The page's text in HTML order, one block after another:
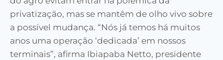
privatização, mas se mantêm de olho vivo sobre
a possível mudança. “Nós já temos há muitos
anos uma operação ‘dedicada’ em nossos
terminais”, afirma Ibiapaba Netto, presidente